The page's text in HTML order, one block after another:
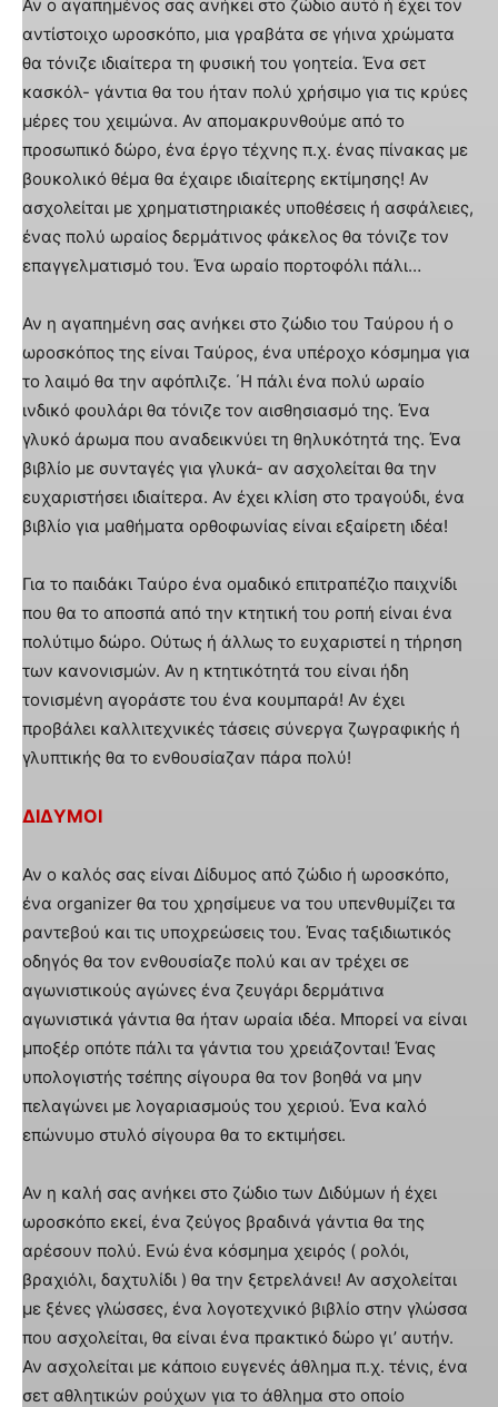
Αν ο αγαπημένος σας ανήκει στο ζώδιο αυτό ή έχει τον
αντίστοιχο ωροσκόπο, μια γραβάτα σε γήινα χρώματα
θα τόνιζε ιδιαίτερα τη φυσική του γοητεία. Ένα σετ
κασκόλ- γάντια θα του ήταν πολύ χρήσιμο για τις κρύες
μέρες του χειμώνα. Αν απομακρυνθούμε από το
προσωπικό δώρο, ένα έργο τέχνης π.χ. ένας πίνακας με
βουκολικό θέμα θα έχαιρε ιδιαίτερης εκτίμησης! Αν
ασχολείται με χρηματιστηριακές υποθέσεις ή ασφάλειες,
ένας πολύ ωραίος δερμάτινος φάκελος θα τόνιζε τον
επαγγελματισμό του. Ένα ωραίο πορτοφόλι πάλι…
Αν η αγαπημένη σας ανήκει στο ζώδιο του Ταύρου ή ο
ωροσκόπος της είναι Ταύρος, ένα υπέροχο κόσμημα για
το λαιμό θα την αφόπλιζε. ΄Η πάλι ένα πολύ ωραίο
ινδικό φουλάρι θα τόνιζε τον αισθησιασμό της. Ένα
γλυκό άρωμα που αναδεικνύει τη θηλυκότητά της. Ένα
βιβλίο με συνταγές για γλυκά- αν ασχολείται θα την
ευχαριστήσει ιδιαίτερα. Αν έχει κλίση στο τραγούδι, ένα
βιβλίο για μαθήματα ορθοφωνίας είναι εξαίρετη ιδέα!
Για το παιδάκι Ταύρο ένα ομαδικό επιτραπέζιο παιχνίδι
που θα το αποσπά από την κτητική του ροπή είναι ένα
πολύτιμο δώρο. Ούτως ή άλλως το ευχαριστεί η τήρηση
των κανονισμών. Αν η κτητικότητά του είναι ήδη
τονισμένη αγοράστε του ένα κουμπαρά! Αν έχει
προβάλει καλλιτεχνικές τάσεις σύνεργα ζωγραφικής ή
γλυπτικής θα το ενθουσίαζαν πάρα πολύ!
ΔΙΔΥΜΟΙ
Αν ο καλός σας είναι Δίδυμος από ζώδιο ή ωροσκόπο,
ένα organizer θα του χρησίμευε να του υπενθυμίζει τα
ραντεβού και τις υποχρεώσεις του. Ένας ταξιδιωτικός
οδηγός θα τον ενθουσίαζε πολύ και αν τρέχει σε
αγωνιστικούς αγώνες ένα ζευγάρι δερμάτινα
αγωνιστικά γάντια θα ήταν ωραία ιδέα. Μπορεί να είναι
μποξέρ οπότε πάλι τα γάντια του χρειάζονται! Ένας
υπολογιστής τσέπης σίγουρα θα τον βοηθά να μην
πελαγώνει με λογαριασμούς του χεριού. Ένα καλό
επώνυμο στυλό σίγουρα θα το εκτιμήσει.
Αν η καλή σας ανήκει στο ζώδιο των Διδύμων ή έχει
ωροσκόπο εκεί, ένα ζεύγος βραδινά γάντια θα της
αρέσουν πολύ. Ενώ ένα κόσμημα χειρός ( ρολόι,
βραχιόλι, δαχτυλίδι ) θα την ξετρελάνει! Αν ασχολείται
με ξένες γλώσσες, ένα λογοτεχνικό βιβλίο στην γλώσσα
που ασχολείται, θα είναι ένα πρακτικό δώρο γι’ αυτήν.
Αν ασχολείται με κάποιο ευγενές άθλημα π.χ. τένις, ένα
σετ αθλητικών ρούχων για το άθλημα στο οποίο